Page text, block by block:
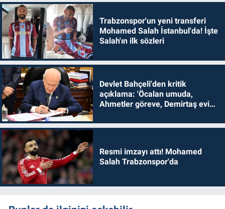
Trabzonspor'un yeni transferi
Mohamed Salah İstanbul'da! İşte
Salah'ın ilk sözleri
Devlet Bahçeli'den kritik
açıklama: 'Öcalan umuda,
Ahmetler göreve, Demirtaş evine
Resmi imzayı attı! Mohamed
Salah Trabzonspor'da